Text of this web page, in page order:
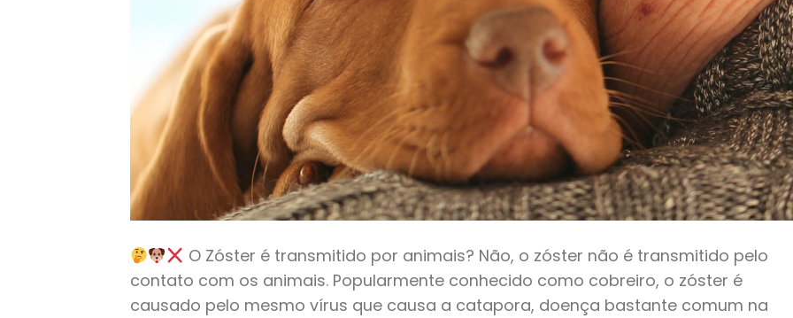
O Zóster é transmitido por animais? Não, o zóster não é transmitido pelo
contato com os animais. Popularmente conhecido como cobreiro, o zóster é
causado pelo mesmo vírus que causa a catapora, doença bastante comum na